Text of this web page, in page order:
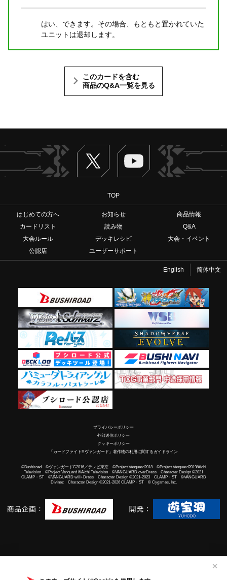
✕
はい、できます。その場合、もともと置かれていた
ユニットは退却します。
このカードを含む
商品のQ&A一覧を見る
Twitter ヴァンガードch
TOP
はじめての方へ お知らせ
商品情報
カードリスト
読み物
Q&A
大会ルール
デッキレシピ
大会・イベント
公認店
ユーザーサポート
English 简体中文
プライバシーポリシー
外部送信ポリシー
クッキーポリシー
「カードファイト!! ヴァンガード」著作物の利用に関するガイドライン
©Bushiroad ©ヴァンガードG2016／テレビ東京 ©Project Vanguard2018 ©Project Vanguard2019/Aichi
Television ©Project Vanguard if/Aichi Television ©VANGUARD overDress Character Design ©2021
CLAMP・ST ©VANGUARD will+Dress Character Design ©2021-2023 CLAMP・ST ©VANGUARD
Divinez Character Design ©2021-2026 CLAMP・ST © Cygames, Inc.